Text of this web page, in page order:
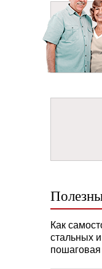
Как
стальных
пошаговая